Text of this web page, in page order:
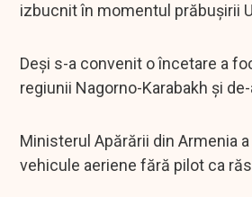
izbucnit în momentul prăbușirii
Deși s-a convenit o încetare a
regiunii Nagorno-Karabakh și
Ministerul Apărării din Armenia
vehicule aeriene fără pilot ca